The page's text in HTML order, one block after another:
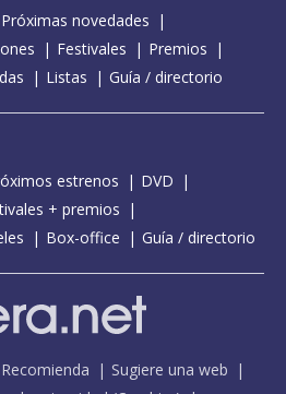
Próximas novedades
Festivales
Premios
Listas Guía / directorio
estrenos
DVD
+ premios
Box-office Guía / directorio
Recomienda
Sugiere una web